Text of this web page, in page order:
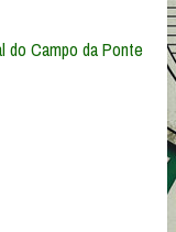
do Campo da Ponte